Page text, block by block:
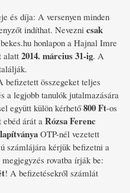
és díja: A versenyen minden
indíthat. Nevezni csak
honlapon a Hajnal Imre
alatt 2014. március 31-ig. A
befizetett összegeket teljes
a legjobb tanulók jutalmazására
együtt külön kérhető800 Ft-os
árát a Rózsa Ferenc
OTP-nél vezetett
számlájára kérjük befizetni a
rovatba írják be:
! A befizetésekről számlát